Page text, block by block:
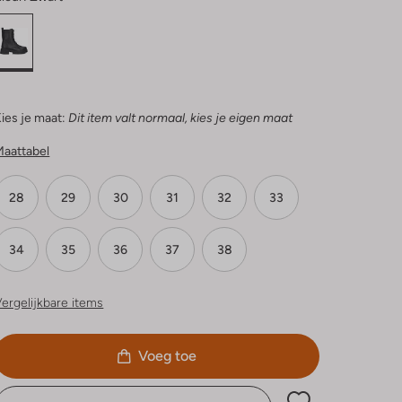
je maat: Dit item valt normaal, kies je eigen maat
28 29 30 31 32 33
34 35 36 37 38
items
Voeg toe